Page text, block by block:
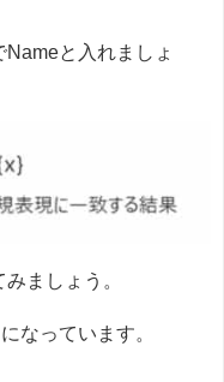
と入れましょ
ましょう。
なっています。